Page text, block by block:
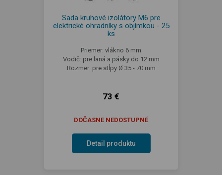
Sada kruhové izolátory M6 pre
elektrické ohradníky s objímkou - 25
ks
Priemer: vlákno 6 mm
Vodič: pre laná a pásky do 12 mm
Rozmer: pre stĺpy Ø 35 - 70 mm
73 €
DOČASNE NEDOSTUPNÉ
Detail produktu